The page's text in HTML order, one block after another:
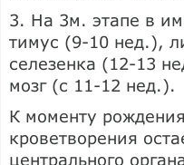
3. На 3м. этапе в
тимус (9-10 нед.),
селезенка (12-13
мозг (с 11-12 нед.).
К моменту
кроветворения
центрального